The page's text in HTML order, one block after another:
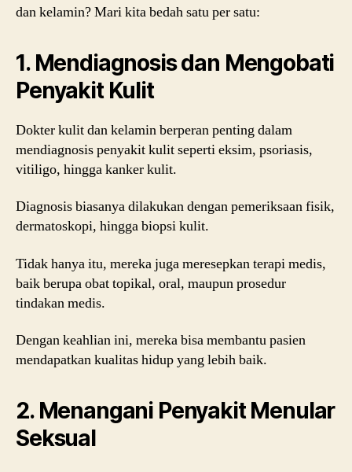
dan kelamin? Mari kita bedah satu per satu:
1. Mendiagnosis dan Mengobati
Penyakit Kulit
Dokter kulit dan kelamin berperan penting dalam
mendiagnosis penyakit kulit seperti eksim, psoriasis,
vitiligo, hingga kanker kulit.
Diagnosis biasanya dilakukan dengan pemeriksaan fisik,
dermatoskopi, hingga biopsi kulit.
Tidak hanya itu, mereka juga meresepkan terapi medis,
baik berupa obat topikal, oral, maupun prosedur
tindakan medis.
Dengan keahlian ini, mereka bisa membantu pasien
mendapatkan kualitas hidup yang lebih baik.
2. Menangani Penyakit Menular
Seksual